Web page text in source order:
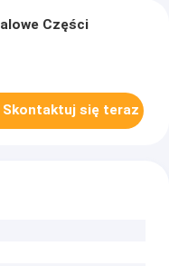
Części
Skontaktuj się teraz